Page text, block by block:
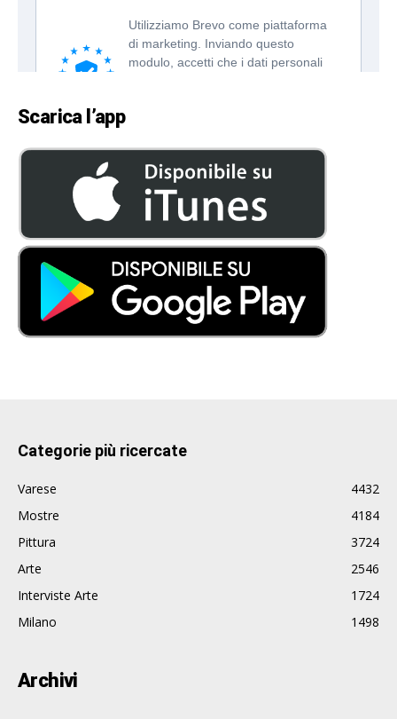
Scarica l’app
Categorie più ricercate
Varese
4432
Mostre
4184
Pittura
3724
Arte
2546
Interviste Arte
1724
Milano
1498
Archivi